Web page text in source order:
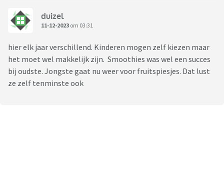
duizel
11-12-2023 om 03:31
hier elk jaar verschillend. Kinderen mogen zelf kiezen maar
het moet wel makkelijk zijn. Smoothies was wel een succes
bij oudste. Jongste gaat nu weer voor fruitspiesjes. Dat lust
ze zelf tenminste ook